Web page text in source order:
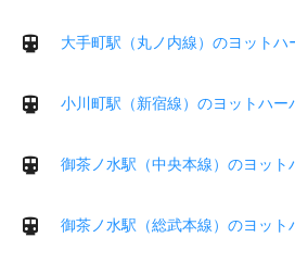
大手町駅（丸ノ内線）のヨットハ
小川町駅（新宿線）のヨットハー
御茶ノ水駅（中央本線）のヨット
御茶ノ水駅（総武本線）のヨット